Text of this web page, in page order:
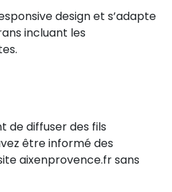
design et s’adapte
incluant les
de diffuser des fils
être informé des
aixenprovence.fr sans